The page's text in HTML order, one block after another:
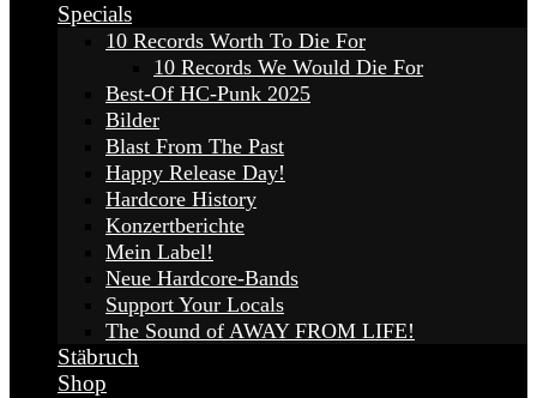
Specials
10 Records Worth To Die For
10 Records We Would Die For
Best-Of HC-Punk 2025
Bilder
Blast From The Past
Happy Release Day!
Hardcore History
Konzertberichte
Mein Label!
Neue Hardcore-Bands
Support Your Locals
The Sound of AWAY FROM LIFE!
Stäbruch
Shop